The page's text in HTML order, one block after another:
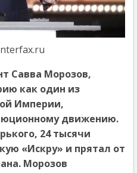
Савва Морозов,
как один из
Империи,
движению.
24 тысячи
«Искру» и прятал от
Морозов